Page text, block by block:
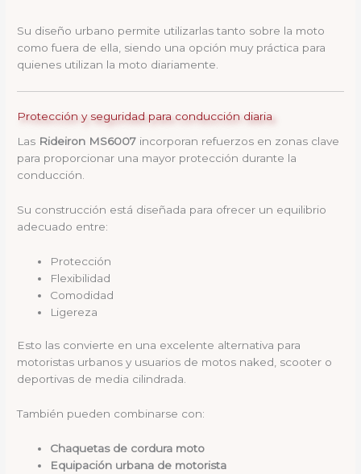
Su diseño urbano permite utilizarlas tanto sobre la moto
como fuera de ella, siendo una opción muy práctica para
quienes utilizan la moto diariamente.
Protección y seguridad para conducción diaria
Las Rideiron MS6007 incorporan refuerzos en zonas clave
para proporcionar una mayor protección durante la
conducción.
Su construcción está diseñada para ofrecer un equilibrio
adecuado entre:
Protección
Flexibilidad
Comodidad
Ligereza
Esto las convierte en una excelente alternativa para
motoristas urbanos y usuarios de motos naked, scooter o
deportivas de media cilindrada.
También pueden combinarse con:
Chaquetas de cordura moto
Equipación urbana de motorista